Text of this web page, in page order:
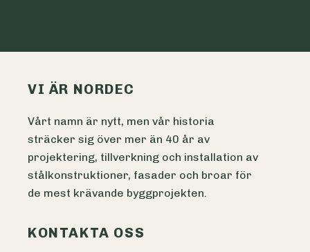
VI ÄR NORDEC
Vårt namn är nytt, men vår historia
sträcker sig över mer än 40 år av
projektering, tillverkning och installation av
stålkonstruktioner, fasader och broar för
de mest krävande byggprojekten.
KONTAKTA OSS